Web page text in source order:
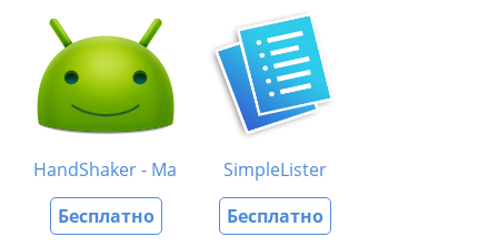
HandShaker - Manage Your Android Phones at Ease
Бесплатно
SimpleLister
Бесплатно